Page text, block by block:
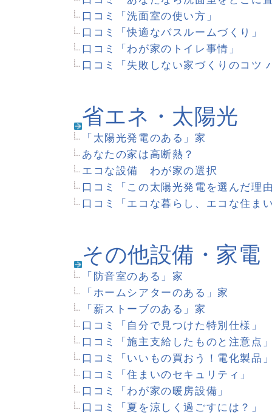
口コミ「自分で見つけた特別仕様」
口コミ「工事現場でチェックしたこと」
口コミ「わが家の屋根の形状と素材」
口コミ「窓の配置と選んだ窓」
口コミ「建てる前にメンテナンスを考えよう」
口コミ「部屋の壁どうしてる？」
エクステリア・庭
イングリッシュガーデンをめざす
玄関アプローチのデザイン
誰にでもできるプランづくり
カースペースをお洒落にリフォーム
「屋上に庭のある」家
晴れの日も雨の日も～花と緑のある暮らし～
季節のお庭だより
口コミ「家にシンボルツリーはありますか？」
口コミ「玄関アプローチどうしてる？」
口コミ「ガーデニングの楽しみ」
資金計画
家を建てる費用はどれくらい？
見積もり白書
太陽光発電の見積書からみる初期投資と回収年数
口コミ「住宅ローンの選び方は？」
口コミ「見積書の比較ポイント」
口コミ「資金づくりの不安と解決策」